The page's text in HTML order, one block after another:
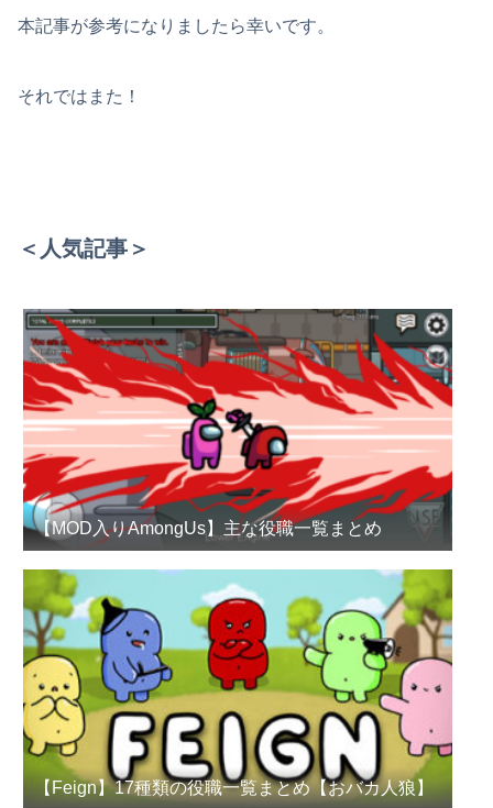
本記事が参考になりましたら幸いです。
それではまた！
＜人気記事＞
【MOD入りAmongUs】主な役職一覧まとめ
【Feign】17種類の役職一覧まとめ【おバカ人狼】